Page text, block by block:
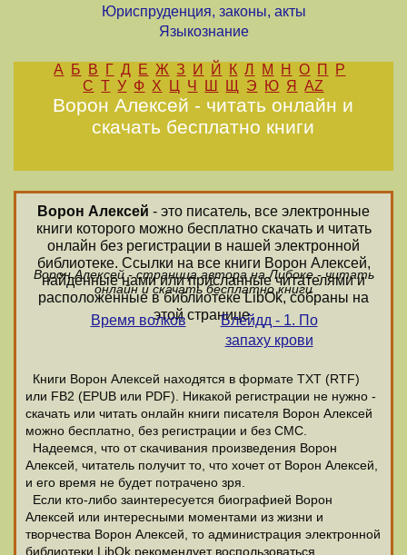
Юриспруденция, законы, акты
Языкознание
А Б В Г Д Е Ж З И Й К Л М Н О П
Р
С Т У Ф Х Ц Ч Ш Щ Э Ю Я AZ
Ворон Алексей - читать онлайн и
скачать бесплатно книги
Ворон Алексей - это писатель, все электронные
книги которого можно бесплатно скачать и читать
онлайн без регистрации в нашей электронной
библиотеке. Ссылки на все книги Ворон Алексей,
найденные нами или присланные читателями и
расположенные в библиотеке LibOk, собраны на
этой странице.
Ворон Алексей - страница автора на Либоке - читать
онлайн и скачать бесплатно книги
Время волков
Блейдд - 1. По
запаху крови
Книги Ворон Алексей находятся в формате ТХТ (RTF)
или FB2 (EPUB или PDF). Никакой регистрации не нужно -
скачать или читать онлайн книги писателя Ворон Алексей
можно бесплатно, без регистрации и без СМС.
Надеемся, что от скачивания произведения Ворон
Алексей, читатель получит то, что хочет от Ворон Алексей,
и его время не будет потрачено зря.
Если кто-либо заинтересуется биографией Ворон
Алексей или интересными моментами из жизни и
творчества Ворон Алексей, то администрация электронной
библиотеки LibOk рекомендует воспользоваться